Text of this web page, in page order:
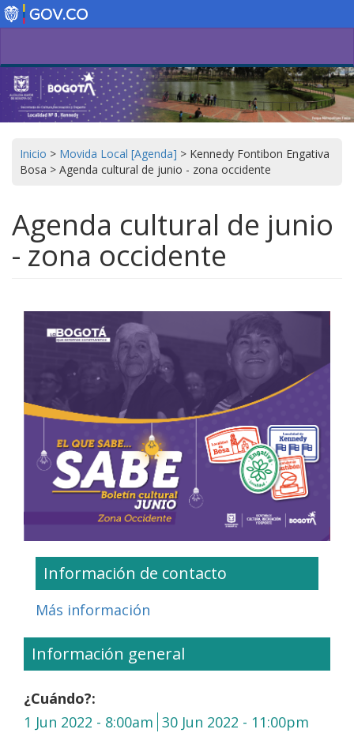
Pasar
al
Inicio > Movida Local [Agenda] > Kennedy Fontibon Engativa
Bosa > Agenda cultural de junio - zona occidente
Agenda cultural de junio
- zona occidente
Información de contacto
Más información
Información general
¿Cuándo?:
1 Jun 2022 - 8:00am 30 Jun 2022 - 11:00pm